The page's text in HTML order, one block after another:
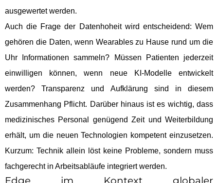
ausgewertet werden.
Auch die Frage der Datenhoheit wird entscheidend: Wem
gehören die Daten, wenn Wearables zu Hause rund um die
Uhr Informationen sammeln? Müssen Patienten jederzeit
einwilligen können, wenn neue KI-Modelle entwickelt
werden? Transparenz und Aufklärung sind in diesem
Zusammenhang Pflicht. Darüber hinaus ist es wichtig, dass
medizinisches Personal genügend Zeit und Weiterbildung
erhält, um die neuen Technologien kompetent einzusetzen.
Kurzum: Technik allein löst keine Probleme, sondern muss
fachgerecht in Arbeitsabläufe integriert werden.
Edge im Kontext globaler